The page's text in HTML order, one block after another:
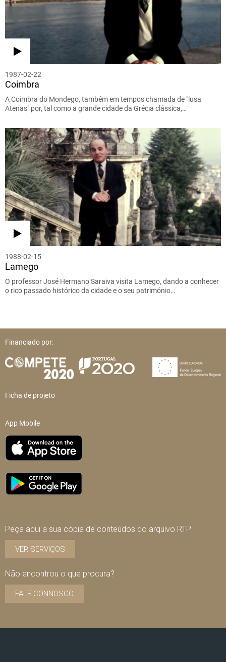
1987-02-22
Coimbra
A Coimbra do Mondego, também em tempos chamada de "lusa
Atenas" por, tal como a grande cidade da Grécia clássica,…
1988-02-15
Lamego
O professor José Hermano Saraiva visita Lamego, dando a conhecer
o rico passado histórico da cidade e o seu património…
Financiado por:
Ficha de projeto
App Mobile
Peça aqui a sua cópia de conteúdos do arquivo RTP
VER SERVIÇOS
Não encontrou o que procura?
FALE CONNOSCO